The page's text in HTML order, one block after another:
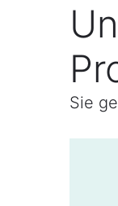
Sie